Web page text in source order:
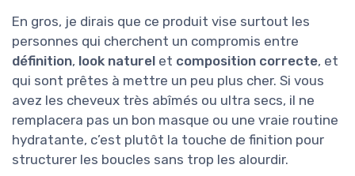
En gros, je dirais que ce produit vise surtout les
personnes qui cherchent un compromis entre
définition, look naturel et composition correcte, et
qui sont prêtes à mettre un peu plus cher. Si vous
avez les cheveux très abîmés ou ultra secs, il ne
remplacera pas un bon masque ou une vraie routine
hydratante, c’est plutôt la touche de finition pour
structurer les boucles sans trop les alourdir.